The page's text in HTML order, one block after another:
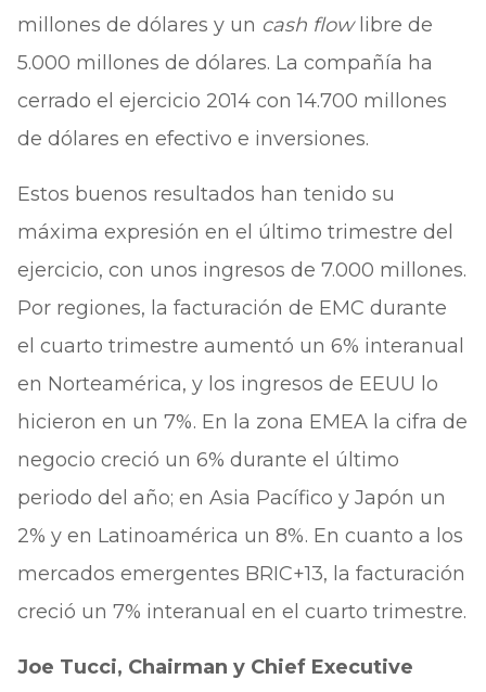
millones de dólares y un cash flowlibre de
5.000 millones de dólares. La compañía ha
cerrado el ejercicio 2014 con 14.700 millones
de dólares en efectivo e inversiones.
Estos buenos resultados han tenido su
máxima expresión en el último trimestre del
ejercicio, con unos ingresos de 7.000 millones.
Por regiones, la facturación de EMC durante
el cuarto trimestre aumentó un 6% interanual
en Norteamérica, y los ingresos de EEUU lo
hicieron en un 7%. En la zona EMEA la cifra de
negocio creció un 6% durante el último
periodo del año; en Asia Pacífico y Japón un
2% y en Latinoamérica un 8%. En cuanto a los
mercados emergentes BRIC+13, la facturación
creció un 7% interanual en el cuarto trimestre.
Joe Tucci, Chairman y Chief Executive